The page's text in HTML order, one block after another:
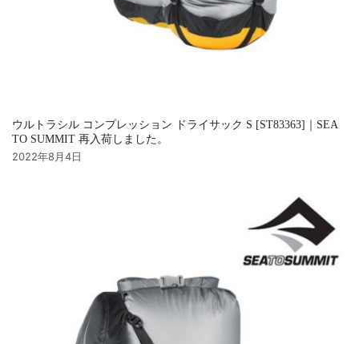
ウルトラシル コンプレッション ドライサック S [ST83363]｜SEA
TO SUMMIT 再入荷しました。
2022年8月4日